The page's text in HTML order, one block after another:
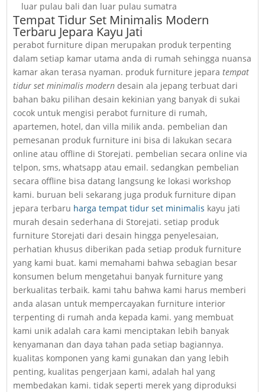
luar pulau bali dan luar pulau sumatra
Tempat Tidur Set Minimalis Modern
Terbaru Jepara Kayu Jati
perabot furniture dipan merupakan produk terpenting
dalam setiap kamar utama anda di rumah sehingga nuansa
kamar akan terasa nyaman. produk furniture jeparatempat
tidur set minimalis modern desain ala jepang terbuat dari
bahan baku pilihan desain kekinian yang banyak di sukai
cocok untuk mengisi perabot furniture di rumah,
apartemen, hotel, dan villa milik anda. pembelian dan
pemesanan produk furniture ini bisa di lakukan secara
online atau offline di Storejati. pembelian secara online via
telpon, sms, whatsapp atau email. sedangkan pembelian
secara offline bisa datang langsung ke lokasi workshop
kami. buruan beli sekarang juga produk furniture dipan
jepara terbaru harga tempat tidur set minimalis kayu jati
murah desain sederhana di Storejati. setiap produk
furniture Storejati dari desain hingga penyelesaian,
perhatian khusus diberikan pada setiap produk furniture
yang kami buat. kami memahami bahwa sebagian besar
konsumen belum mengetahui banyak furniture yang
berkualitas terbaik. kami tahu bahwa kami harus memberi
anda alasan untuk mempercayakan furniture interior
terpenting di rumah anda kepada kami. yang membuat
kami unik adalah cara kami menciptakan lebih banyak
kenyamanan dan daya tahan pada setiap bagiannya.
kualitas komponen yang kami gunakan dan yang lebih
penting, kualitas pengerjaan kami, adalah hal yang
membedakan kami. tidak seperti merek yang diproduksi